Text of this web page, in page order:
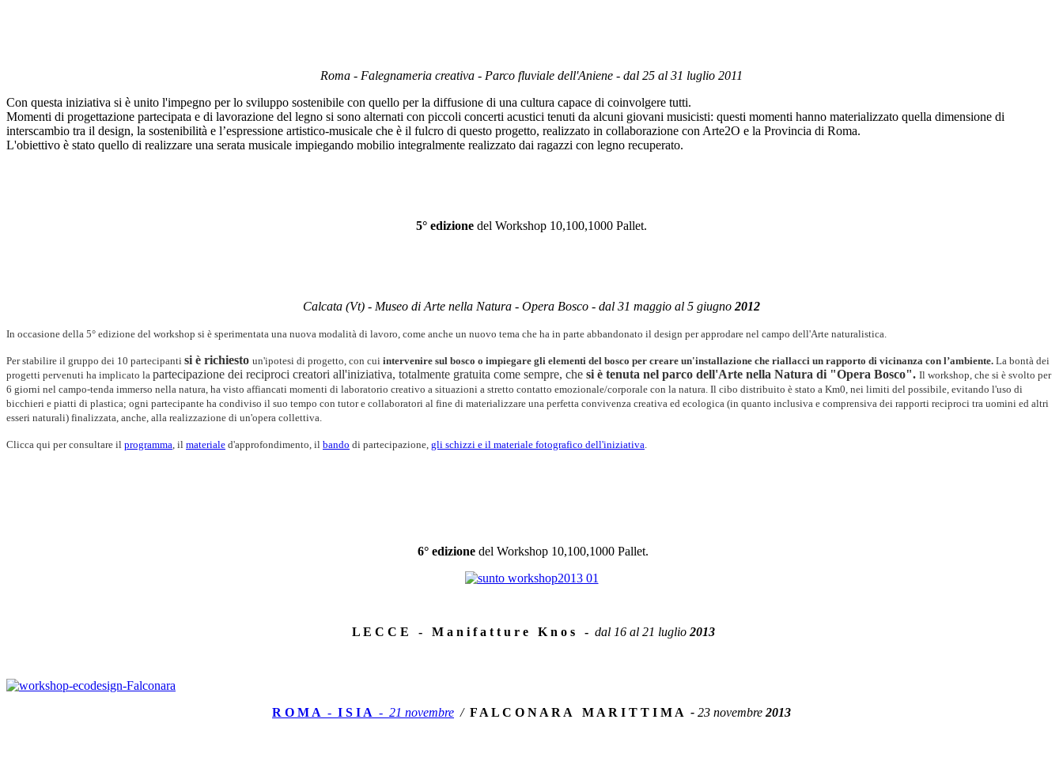
Roma - Falegnameria creativa - Parco fluviale dell'Aniene - dal 25 al 31 luglio 2011
Con questa iniziativa si è unito l'impegno per lo sviluppo sostenibile con quello per la diffusione di una cultura capace di coinvolgere tutti.
Momenti di progettazione partecipata e di lavorazione del legno si sono alternati con piccoli concerti acustici tenuti da alcuni giovani musicisti: questi momenti hanno materializzato quella dimensione di
interscambio tra il design, la sostenibilità e l’espressione artistico-musicale che è il fulcro di questo progetto, realizzato in collaborazione con Arte2O e la Provincia di Roma.
L'obiettivo è stato quello di realizzare una serata musicale impiegando mobilio integralmente realizzato dai ragazzi con legno recuperato.
5° edizione del Workshop 10,100,1000 Pallet.
Calcata (Vt) - Museo di Arte nella Natura - Opera Bosco - dal 31 maggio al 5 giugno 2012
In occasione della 5° edizione del workshop si è sperimentata una nuova modalità di lavoro, come anche un nuovo tema che ha in parte abbandonato il design per approdare nel campo dell'Arte naturalistica.
Per stabilire il gruppo dei 10 partecipanti si è richiesto un'ipotesi di progetto, con cui intervenire sul bosco o impiegare gli elementi del bosco per creare un'installazione che riallacci un rapporto di vicinanza con l’ambiente. La bontà dei
progetti pervenuti ha implicato la partecipazione dei reciproci creatori all'iniziativa, totalmente gratuita come sempre, che si è tenuta nel parco dell'Arte nella Natura di "Opera Bosco". Il workshop, che si è svolto per
6 giorni nel campo-tenda immerso nella natura, ha visto affiancati momenti di laboratorio creativo a situazioni a stretto contatto emozionale/corporale con la natura. Il cibo distribuito è stato a Km0, nei limiti del possibile, evitando l'uso di
bicchieri e piatti di plastica; ogni partecipante ha condiviso il suo tempo con tutor e collaboratori al fine di materializzare una perfetta convivenza creativa ed ecologica (in quanto inclusiva e comprensiva dei rapporti reciproci tra uomini ed altri
esseri naturali) finalizzata, anche, alla realizzazione di un'opera collettiva.
Clicca qui per consultare il programma, il materiale d'approfondimento, il bando di partecipazione, gli schizzi e il materiale fotografico dell'iniziativa.
6° edizione del Workshop 10,100,1000 Pallet.
L E C C E - M a n i f a t t u r e K n o s - dal 16 al 21 luglio 2013
R O M A - I S I A - 21 novembre / F A L C O N A R A M A R I T T I M A - 23 novembre 2013